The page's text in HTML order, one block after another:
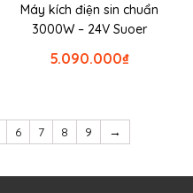
Máy kích điện sin chuẩn
3000W – 24V Suoer
₫
5.090.000
6 7 8 9 →